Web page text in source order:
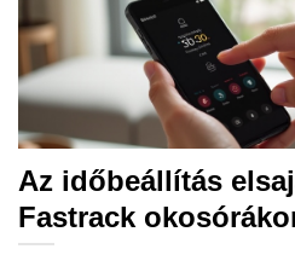
Az időbeállítás
Fastrack